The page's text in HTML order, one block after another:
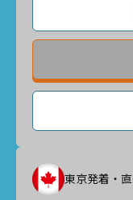
東京発着・